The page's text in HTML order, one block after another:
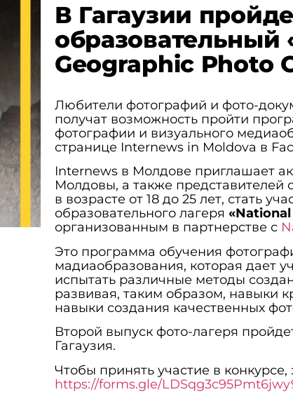
В Гагаузии
образовательный
Geographic Photo
Любители фотографий и фото-
получат возможность пройти
фотографии и визуального
странице Internews in Moldova в
Internews в Молдове приглашает
Молдовы, а также
в возрасте от 18 до 25 лет, стать
образовательного лагеря
организованным в партнерстве с
Это программа обучения
мадиаобразования, которая дает
испытать различные методы
развивая, таким образом, навыки
навыки создания качественных
Второй выпуск фото-лагеря
Гагаузия.
Чтобы принять участие в
https://forms.gle/